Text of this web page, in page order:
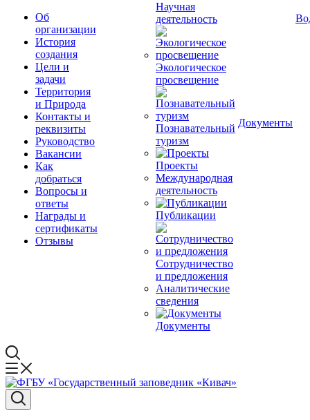
Об
организации
История
создания
Цели и
задачи
Территория
и Природа
Контакты и
реквизиты
Руководство
Вакансии
Как
добраться
Вопросы и
ответы
Награды и
сертификаты
Отзывы
Научная
деятельность
Экологическое
просвещение
Познавательный
туризм
Проекты
Международная
деятельность
Публикации
Сотрудничество
и предложения
Аналитические
сведения
Документы
Документы